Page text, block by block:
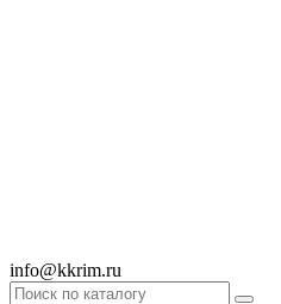
info@kkrim.ru